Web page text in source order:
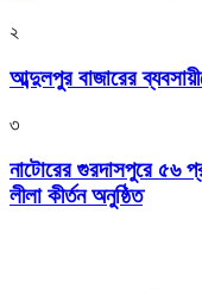
২
আব্দুলপুর বাজারের
৩
নাটোরের গুরদাসপুরে ৫৬
লীলা কীর্তন অনুষ্ঠিত